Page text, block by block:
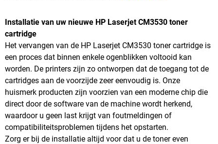
Installatie van uw nieuwe HP Laserjet CM3530 toner
cartridge
Het vervangen van de HP Laserjet CM3530 toner cartridge is
een proces dat binnen enkele ogenblikken voltooid kan
worden. De printers zijn zo ontworpen dat de toegang tot de
cartridges aan de voorzijde zeer eenvoudig is. Onze
huismerk producten zijn voorzien van een moderne chip die
direct door de software van de machine wordt herkend,
waardoor u geen last krijgt van foutmeldingen of
compatibiliteitsproblemen tijdens het opstarten.
Zorg er bij de installatie altijd voor dat u de toner even